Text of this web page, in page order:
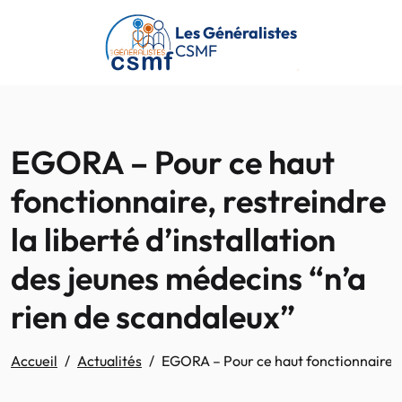
Passer au contenu principal
Les Généralistes
CSMF
EGORA – Pour ce haut
fonctionnaire, restreindre
la liberté d’installation
des jeunes médecins “n’a
rien de scandaleux”
Accueil Actualités EGORA – Pour ce haut